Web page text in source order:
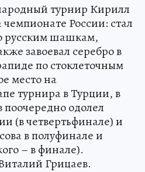
турнир Кирилл
России: стал
русским шашкам,
завоевал серебро в
по стоклеточным
место на
турнира в Турции, в
одолел
(в четвертьфинале) и
в полуфинале и
– в финале).
Грицаев.